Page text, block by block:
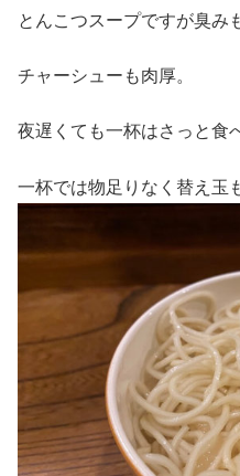
とんこつスープですが臭み
チャーシューも肉厚。
夜遅くても一杯はさっと食
一杯では物足りなく替え玉